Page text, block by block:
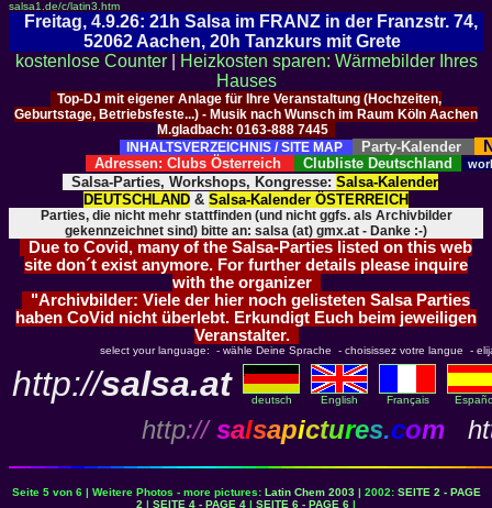
salsa1.de/c/latin3.htm
Freitag, 4.9.26: 21h Salsa im FRANZ in der Franzstr. 74,
52062 Aachen, 20h Tanzkurs mit Grete
kostenlose Counter|
Heizkosten sparen: Wärmebilder Ihres
Hauses
Top-DJ mit eigener Anlage für Ihre Veranstaltung (Hochzeiten,
Geburtstage, Betriebsfeste...) - Musik nach Wunsch im Raum Köln Aachen
M.gladbach: 0163-888 7445
INHALTSVERZEICHNIS / SITE MAP
Party-Kalender
Adressen: Clubs Österreich Clubliste Deutschland
Salsa-Parties, Workshops, Kongresse: Salsa-Kalender
DEUTSCHLAND & Salsa-Kalender ÖSTERREICH
Parties, die nicht mehr stattfinden (und nicht ggfs. als Archivbilder
gekennzeichnet sind) bitte an: salsa (at) gmx.at - Danke :-)
Due to Covid, many of the Salsa-Parties listed on this web
site don´t exist anymore. For further details please inquire
with the organizer
"Archivbilder: Viele der hier noch gelisteten Salsa Parties
haben CoVid nicht überlebt. Erkundigt Euch beim jeweiligen
Veranstalter.
select your language: - wähle Deine Sprache - choisissez votre langue -
http://salsa.at deutsch English Français
http:// salsapictures.com
Seite 5 von 6 | Weitere Photos - more pictures: Latin Chem 2003| 2002: SEITE 2 - PAGE
2 | SEITE 4 - PAGE 4 | SEITE 6 - PAGE 6 |